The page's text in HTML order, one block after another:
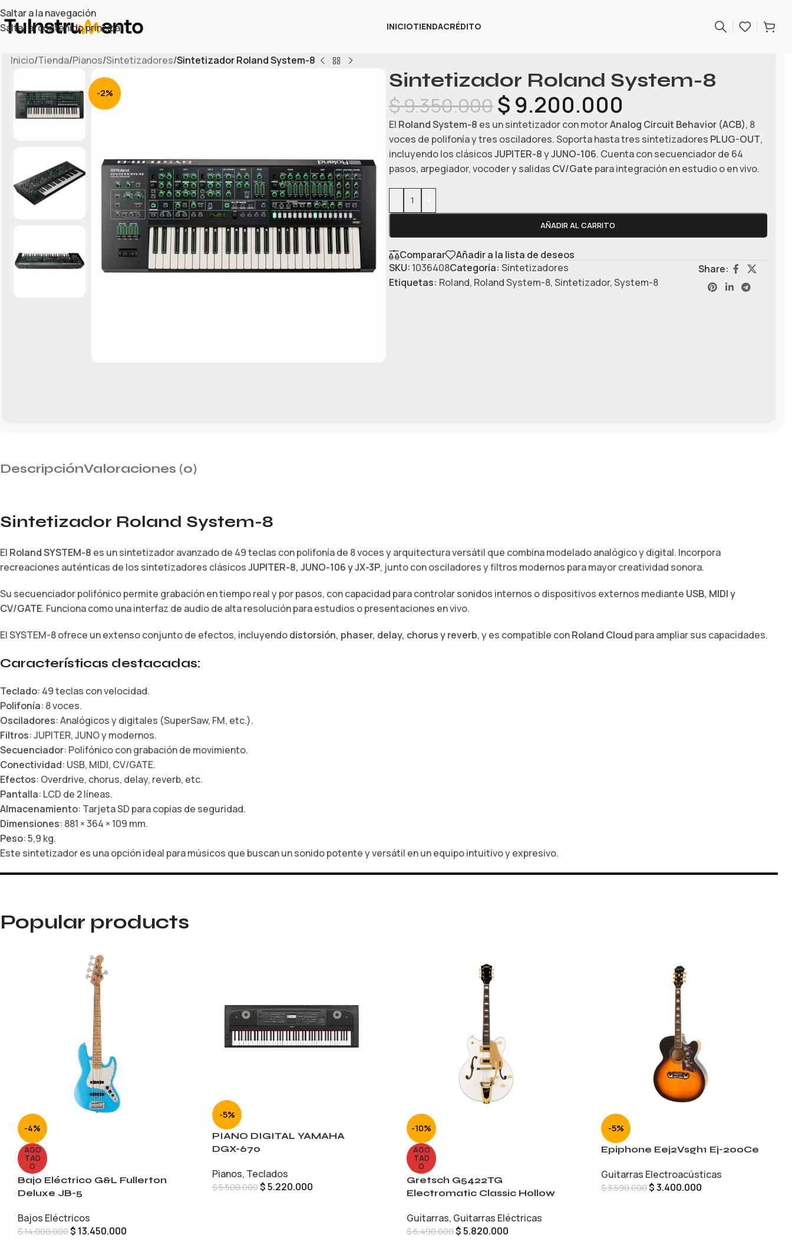
Saltar a la navegación
Saltar al contenido principal
INICIOTIENDACRÉDITO
Inicio/Tienda/Pianos/Sintetizadores/Sintetizador Roland System-8
-2%
Sintetizador Roland System-8
$9.350.000$ 9.200.000
El Roland System-8 es un sintetizador con motorAnalog Circuit Behavior (ACB), 8
voces de polifonía y tres osciladores. Soporta hasta tres sintetizadores PLUG-OUT,
incluyendo los clásicosJUPITER-8yJUNO-106. Cuenta con secuenciador de 64
pasos, arpegiador, vocoder y salidas CV/Gate para integración en estudio o en vivo.
AÑADIR AL CARRITO
Comparar
Añadir a la lista de deseos
SKU: 1036408Categoría: Sintetizadores
Etiquetas: Roland, Roland System-8,Sintetizador,System-8
Share:
DescripciónValoraciones (0)
Sintetizador Roland System-8
El Roland SYSTEM-8 es un sintetizador avanzado de 49 teclas con polifonía de 8 voces y arquitectura versátil que combina modelado analógico y digital. Incorpora
recreaciones auténticas de los sintetizadores clásicosJUPITER-8, JUNO-106 y JX-3P, junto con osciladores y filtros modernos para mayor creatividad sonora.
Su secuenciador polifónico permite grabación en tiempo real y por pasos, con capacidad para controlar sonidos internos o dispositivos externos mediante USB, MIDI y
CV/GATE. Funciona como una interfaz de audio de alta resolución para estudios o presentaciones en vivo.
El SYSTEM-8 ofrece un extenso conjunto de efectos, incluyendodistorsión, phaser, delay, chorus y reverb, y es compatible conRoland Cloud para ampliar sus capacidades.
Características destacadas:
Teclado: 49 teclas con velocidad.
Polifonía: 8 voces.
Osciladores: Analógicos y digitales (SuperSaw, FM, etc.).
Filtros: JUPITER, JUNO y modernos.
Secuenciador: Polifónico con grabación de movimiento.
Conectividad: USB, MIDI, CV/GATE.
Efectos: Overdrive, chorus, delay, reverb, etc.
Pantalla: LCD de 2 líneas.
Almacenamiento: Tarjeta SD para copias de seguridad.
Dimensiones: 881 × 364 × 109 mm.
Peso: 5,9 kg.
Este sintetizador es una opción ideal para músicos que buscan un sonido potente y versátil en un equipo intuitivo y expresivo.
Popular products
-4%
AGO
TAD
O
Bajo Eléctrico G&L Fullerton
Deluxe JB-5
Bajos Eléctricos
$14.000.000$ 13.450.000
-5%
PIANO DIGITAL YAMAHA
DGX-670
Pianos, Teclados
$5.500.000$5.220.000
-10%
AGO
TAD
O
Gretsch G5422TG
Electromatic Classic Hollow
Guitarras, Guitarras Eléctricas
$6.490.000$5.820.000
-5%
Epiphone Eej2Vsgh1 Ej-200Ce
Guitarras Electroacústicas
$3.590.000$3.400.000